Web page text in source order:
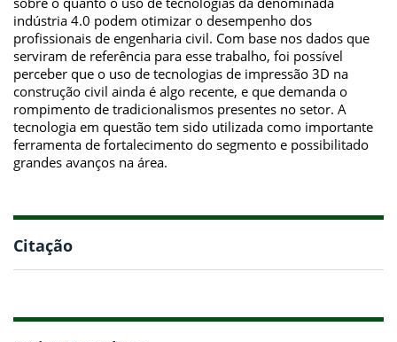
indústria 4.0 podem otimizar o desempenho dos
profissionais de engenharia civil. Com base nos dados que
serviram de referência para esse trabalho, foi possível
perceber que o uso de tecnologias de impressão 3D na
construção civil ainda é algo recente, e que demanda o
rompimento de tradicionalismos presentes no setor. A
tecnologia em questão tem sido utilizada como importante
ferramenta de fortalecimento do segmento e possibilitado
grandes avanços na área.
Citação